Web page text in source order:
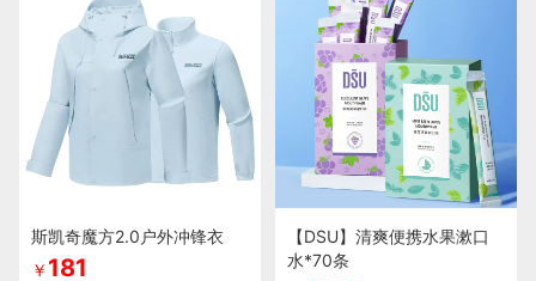
斯凯奇魔方2.0户外冲锋衣
￥ 181
【DSU】清爽便携水果漱口
水*70条